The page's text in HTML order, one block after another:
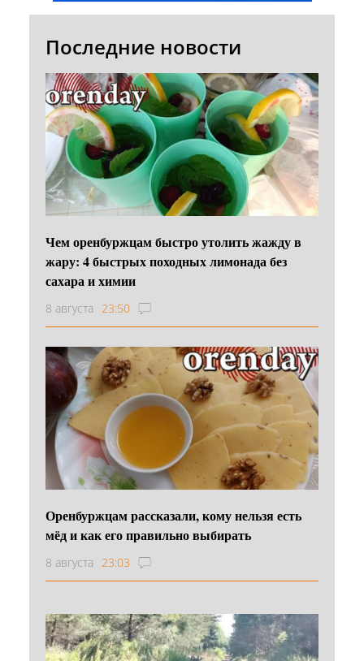
Последние новости
Чем оренбуржцам быстро утолить жажду в
жару: 4 быстрых походных лимонада без
сахара и химии
8 августа 23:50
Оренбуржцам рассказали, кому нельзя есть
мёд и как его правильно выбирать
8 августа 23:03